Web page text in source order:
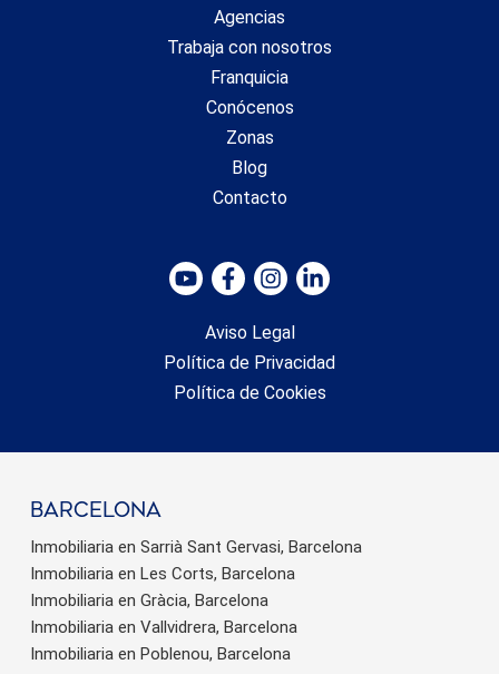
Agencias
Trabaja con nosotros
Franquicia
Conócenos
Zonas
Blog
Contacto
Aviso Legal
Política de Privacidad
Política de Cookies
barcelona
Inmobiliaria en Sarrià Sant Gervasi, Barcelona
Inmobiliaria en Les Corts, Barcelona
Inmobiliaria en Gràcia, Barcelona
Inmobiliaria en Vallvidrera, Barcelona
Inmobiliaria en Poblenou, Barcelona